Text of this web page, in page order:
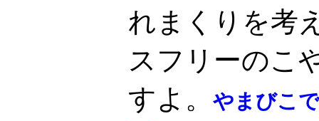
れまくりを考
スフリーのこ
すよ。
やまびこ